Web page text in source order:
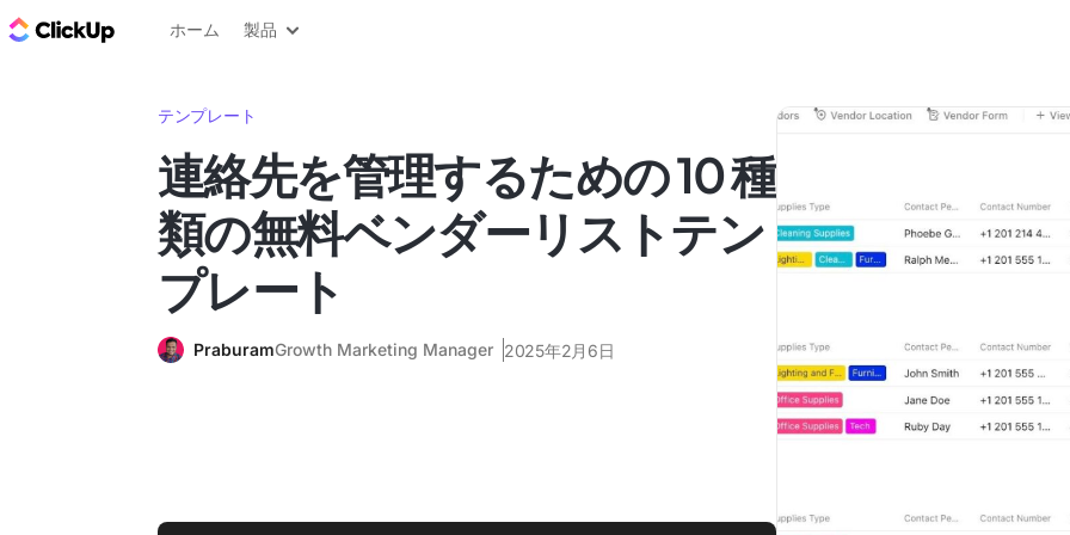
ClickUp ブログ
ホーム 製品
テンプレート
連絡先を管理するための 10 種
類の無料ベンダーリストテン
プレート
PraburamGrowth Marketing Manager 2025年2月6日